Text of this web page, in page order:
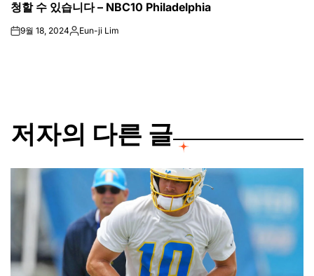
청할 수 있습니다 – NBC10 Philadelphia
on9월 18, 2024Posted
Eun-ji Lim
저자의 다른 글